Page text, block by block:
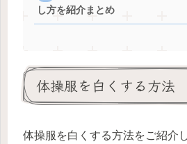
し方を紹介まとめ
体操服を白くする方法
体操服を白くする方法をご紹介